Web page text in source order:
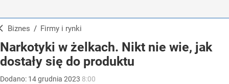
Biznes / Firmy i rynki
Narkotyki w żelkach. Nikt nie wie, jak
dostały się do produktu
Dodano: 14grudnia 2023 8:00